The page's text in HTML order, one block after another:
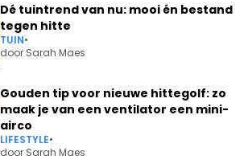
Dé tuintrend van nu: mooi én bestand
tegen hitte
TUIN•
door Sarah Maes
Gouden tip voor nieuwe hittegolf: zo
maak je van een ventilator een mini-
airco
LIFESTYLE•
door Sarah Maes